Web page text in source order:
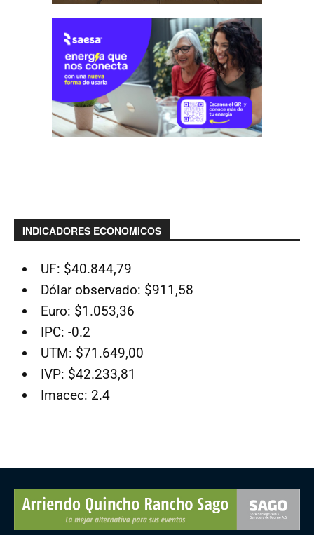
INDICADORES ECONOMICOS
UF: $40.844,79
Dólar observado: $911,58
Euro: $1.053,36
IPC: -0.2
UTM: $71.649,00
IVP: $42.233,81
Imacec: 2.4